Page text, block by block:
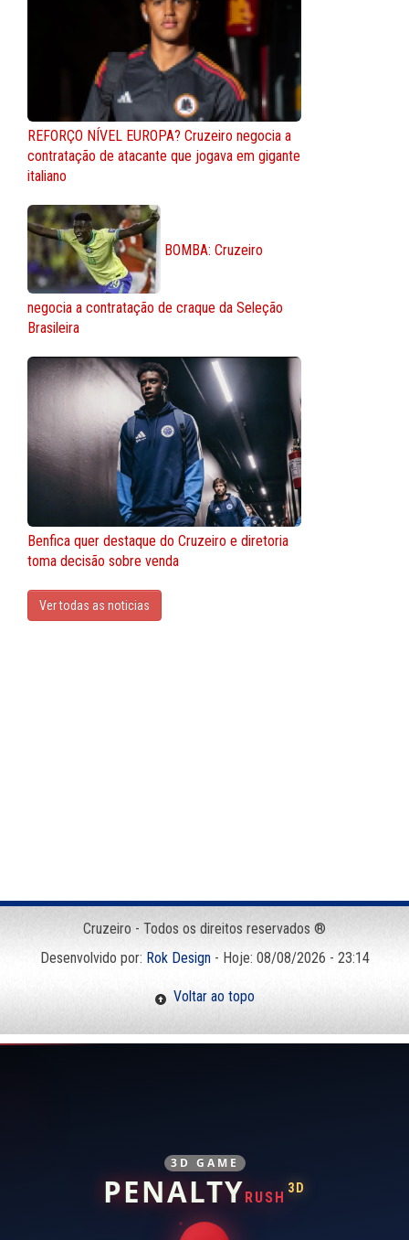
REFORÇO NÍVEL EUROPA? Cruzeiro negocia a
contratação de atacante que jogava em gigante
italiano
BOMBA: Cruzeiro
negocia a contratação de craque da Seleção
Brasileira
Benfica quer destaque do Cruzeiro e diretoria
toma decisão sobre venda
Ver todas as noticias
Cruzeiro - Todos os direitos reservados ®
Desenvolvido por: Rok Design- Hoje: 08/08/2026 - 23:14
Voltar ao topo
3D GAME
PENALTYRUSH
3D